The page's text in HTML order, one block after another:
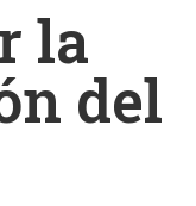
la
del